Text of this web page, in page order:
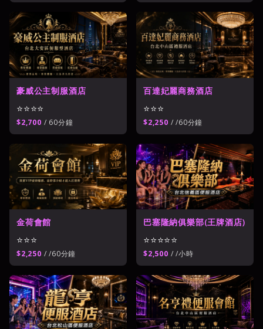
豪威公主制服酒店
⭐⭐⭐⭐
$2,700 / 60分鐘
百達妃麗商務酒店
⭐⭐⭐
$2,250 / /60分鐘
金荷會館
⭐⭐⭐
$2,250 / /60分鐘
巴塞隆納俱樂部(王牌酒店)
⭐⭐⭐⭐⭐
$2,500 / /小時